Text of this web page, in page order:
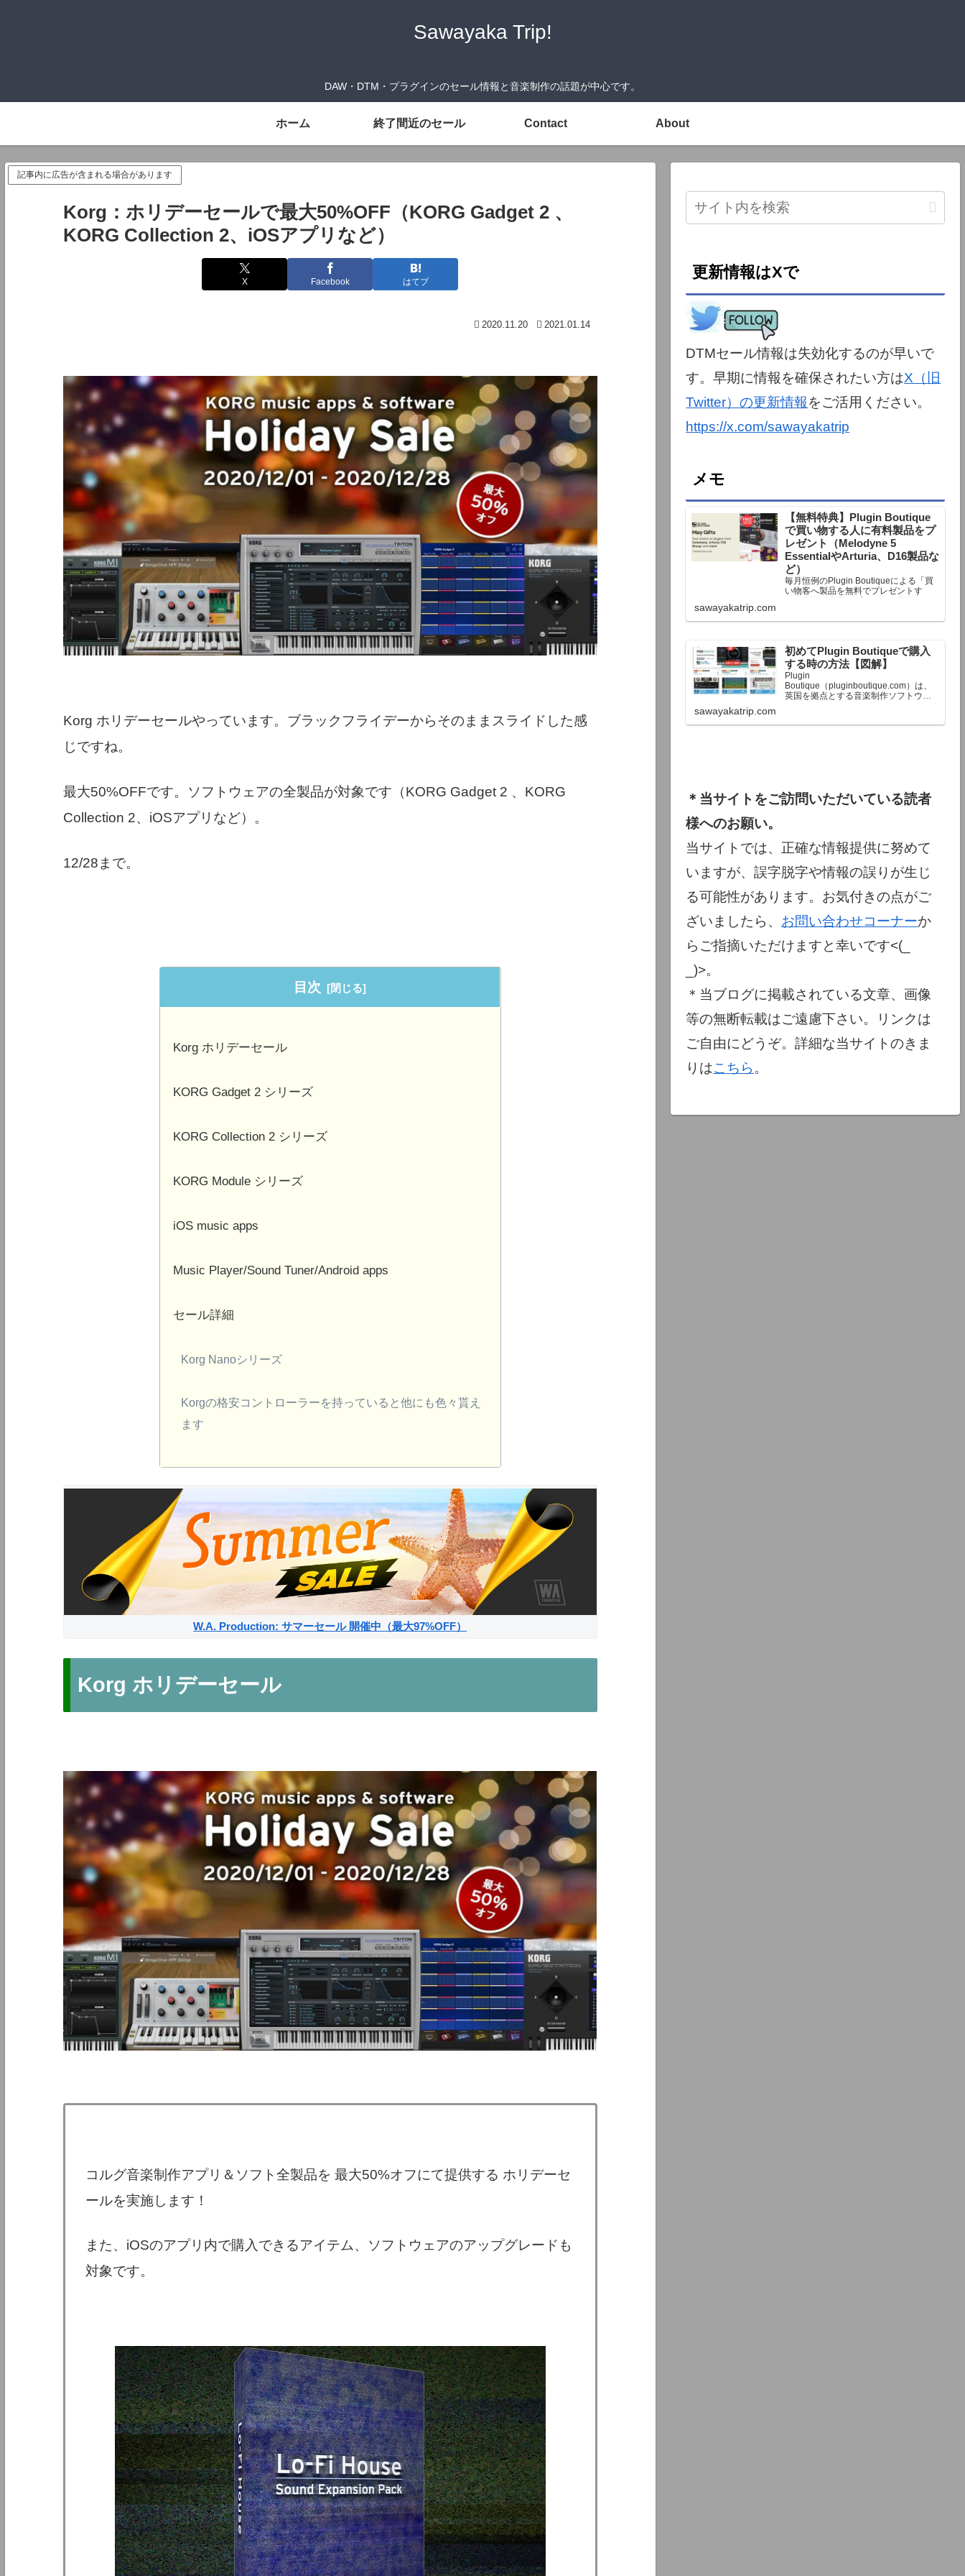
Sawayaka Trip!
DAW・DTM・プラグインのセール情報と音楽制作の話題が中心です。
ホーム 終了間近のセール Contact About
記事内に広告が含まれる場合があります
Korg：ホリデーセールで最大50%OFF（KORG Gadget 2 、
KORG Collection 2、iOSアプリなど）
X Facebook はてブ
2020.11.20 2021.01.14
Korg ホリデーセールやっています。ブラックフライデーからそのままスライドした感
じですね。
最大50%OFFです。ソフトウェアの全製品が対象です（KORG Gadget 2 、KORG
Collection 2、iOSアプリなど）。
12/28まで。
目次
Korg ホリデーセール
KORG Gadget 2 シリーズ
KORG Collection 2 シリーズ
KORG Module シリーズ
iOS music apps
Music Player/Sound Tuner/Android apps
セール詳細
Korg Nanoシリーズ
Korgの格安コントローラーを持っていると他にも色々貰え
ます
W.A. Production: サマーセール 開催中（最大97%OFF）
Korg ホリデーセール
コルグ音楽制作アプリ＆ソフト全製品を 最大50%オフにて提供する ホリデーセ
ールを実施します！
また、iOSのアプリ内で購入できるアイテム、ソフトウェアのアップグレードも
対象です。
更新情報はXで
DTMセール情報は失効化するのが早いで
す。早期に情報を確保されたい方はX（旧
Twitter）の更新情報をご活用ください。
https://x.com/sawayakatrip
メモ
【無料特典】Plugin Boutique
で買い物する人に有料製品をプ
レゼント（Melodyne 5
EssentialやArturia、D16製品な
ど）
毎月恒例のPlugin Boutiqueによる「買
い物客へ製品を無料でプレゼントす
る」企画。今月もプレゼント企画が用
定額以上のお金を出して何かを購入す
終了予定日：日本時間：6/1（月…
sawayakatrip.com
初めてPlugin Boutiqueで購入
する時の方法【図解】
Plugin
Boutique（pluginboutique.com）は、
英国を拠点とする音楽制作ソフトウェ
で、世界中のミュージシャンに利用さ
sawayakatrip.com
＊当サイトをご訪問いただいている読者
様へのお願い。
当サイトでは、正確な情報提供に努めて
いますが、誤字脱字や情報の誤りが生じ
る可能性があります。お気付きの点がご
ざいましたら、 お問い合わせコーナーか
らご指摘いただけますと幸いです<(_
_)>。
＊当ブログに掲載されている文章、画像
等の無断転載はご遠慮下さい。リンクは
ご自由にどうぞ。詳細な当サイトのきま
りはこちら 。